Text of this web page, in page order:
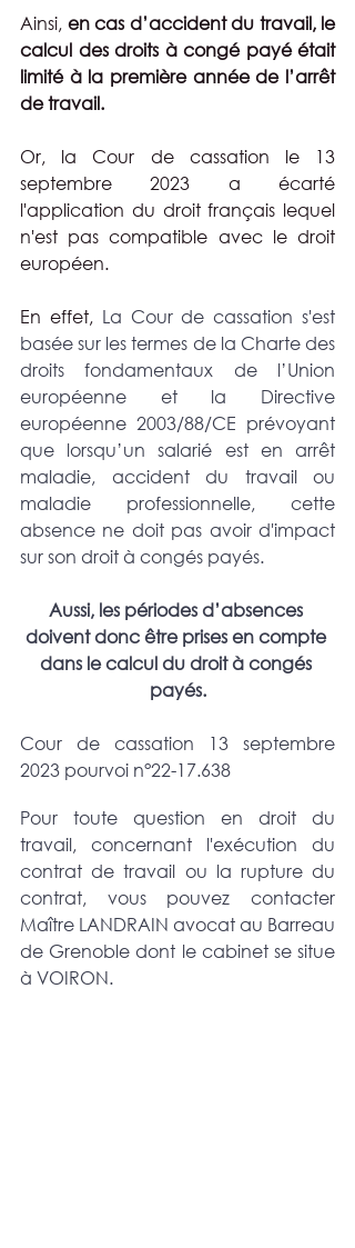
Ainsi, en cas d’accident du travail, le
calcul des droits à congé payé était
limité à la première année de l’arrêt
de travail.
Or, la Cour de cassation le 13
septembre 2023 a écarté
l'application du droit français lequel
n'est pas compatible avec le droit
européen.
En effet, La Cour de cassation s'est
basée sur les termes de la Charte des
droits fondamentaux de l’Union
européenne et la Directive
européenne 2003/88/CE prévoyant
que lorsqu’un salarié est en arrêt
maladie, accident du travail ou
maladie professionnelle, cette
absence ne doit pas avoir d'impact
sur son droit à congés payés.
Aussi, les périodes d’absences
doivent donc être prises en compte
dans le calcul du droit à congés
payés.
Cour de cassation 13 septembre
2023 pourvoi n°22-17.638
Pour toute question en droit du
travail, concernant l'exécution du
contrat de travail ou la rupture du
contrat, vous pouvez contacter
Maître LANDRAIN avocat au Barreau
de Grenoble dont le cabinet se situe
à VOIRON.